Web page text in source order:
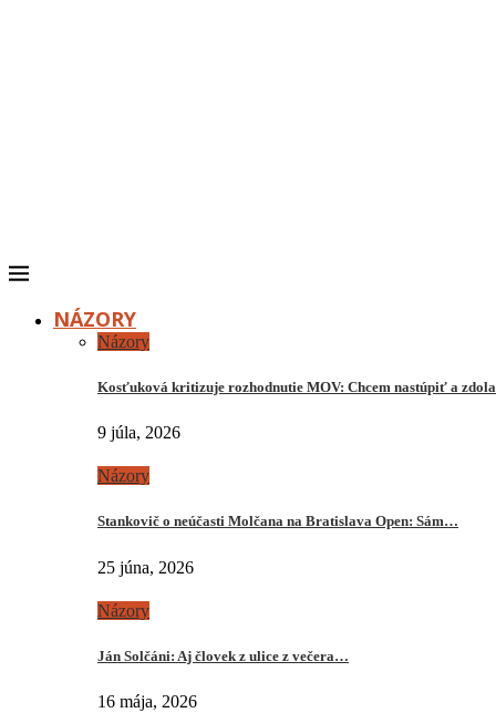
NÁZORY
Názory
Kosťuková kritizuje rozhodnutie MOV: Chcem nastúpiť a
9 júla, 2026
Názory
Stankovič o neúčasti Molčana na Bratislava Open: Sám…
25 júna, 2026
Názory
Ján Solčáni: Aj človek z ulice z večera…
16 mája, 2026